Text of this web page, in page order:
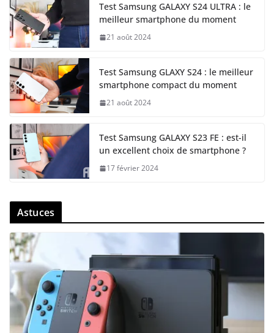
Test Samsung GALAXY S24 ULTRA : le
meilleur smartphone du moment
21 août 2024
Test Samsung GLAXY S24 : le meilleur
smartphone compact du moment
21 août 2024
Test Samsung GALAXY S23 FE : est-il
un excellent choix de smartphone ?
17 février 2024
Astuces